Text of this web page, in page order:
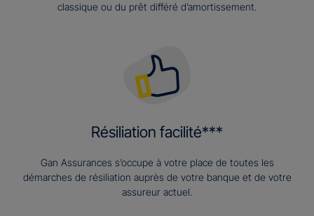
classique ou du prêt différé d’amortissement.
Résiliation facilité***
Gan Assurances s’occupe à votre place de toutes les
démarches de résiliation auprès de votre banque et de votre
assureur actuel.